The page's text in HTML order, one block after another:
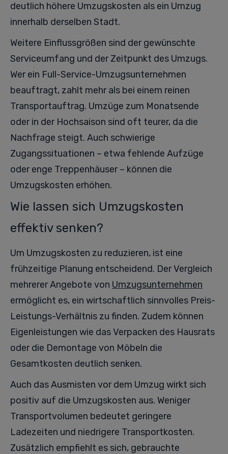
deutlich höhere Umzugskosten als ein Umzug
innerhalb derselben Stadt.
Weitere Einflussgrößen sind der gewünschte
Serviceumfang und der Zeitpunkt des Umzugs.
Wer ein Full-Service-Umzugsunternehmen
beauftragt, zahlt mehr als bei einem reinen
Transportauftrag. Umzüge zum Monatsende
oder in der Hochsaison sind oft teurer, da die
Nachfrage steigt. Auch schwierige
Zugangssituationen – etwa fehlende Aufzüge
oder enge Treppenhäuser – können die
Umzugskosten erhöhen.
Wie lassen sich Umzugskosten
effektiv senken?
Um Umzugskosten zu reduzieren, ist eine
frühzeitige Planung entscheidend. Der Vergleich
mehrerer Angebote von Umzugsunternehmen
ermöglicht es, ein wirtschaftlich sinnvolles Preis-
Leistungs-Verhältnis zu finden. Zudem können
Eigenleistungen wie das Verpacken des Hausrats
oder die Demontage von Möbeln die
Gesamtkosten deutlich senken.
Auch das Ausmisten vor dem Umzug wirkt sich
positiv auf die Umzugskosten aus. Weniger
Transportvolumen bedeutet geringere
Ladezeiten und niedrigere Transportkosten.
Zusätzlich empfiehlt es sich, gebrauchte